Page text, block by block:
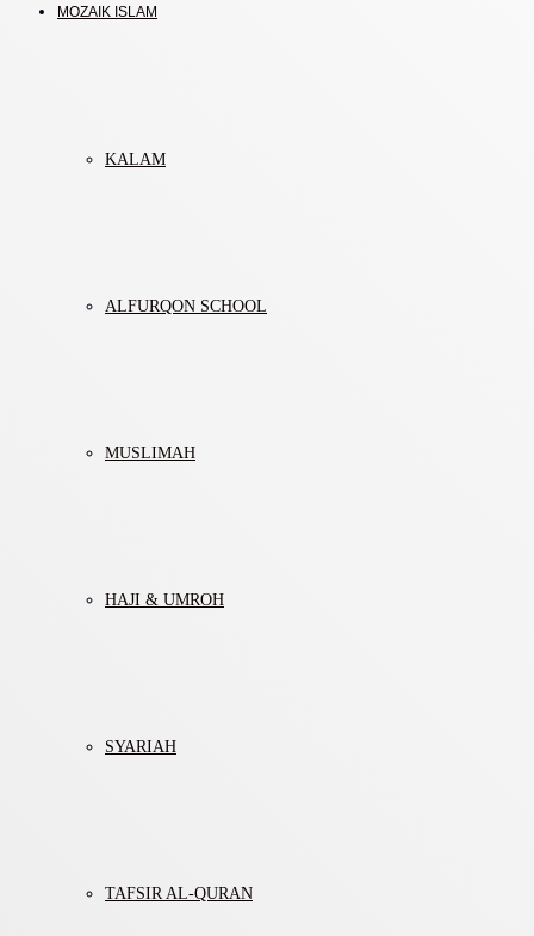
MOZAIK ISLAM
KALAM
ALFURQON SCHOOL
MUSLIMAH
HAJI & UMROH
SYARIAH
TAFSIR AL-QURAN